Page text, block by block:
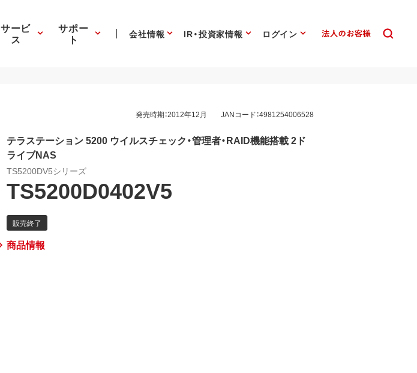
サービ
ス
サポー
ト 会社情報 IR・投資家情報 ログイン
発売時期：2012年12月 JANコード：4981254006528
テラステーション 5200 ウイルスチェック・管理者・RAID機能搭載 2ド
ライブNAS
TS5200DV5シリーズ
TS5200D0402V5
商品情報